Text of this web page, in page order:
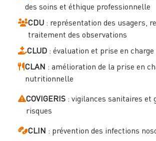
des soins et éthique professionnelle
CDU : représentation des usagers,
traitement des observations
CLUD : évaluation et prise en
CLAN : amélioration de la prise en
nutritionnelle
COVIGERIS : vigilances sanitaires et
risques
CLIN : prévention des infections